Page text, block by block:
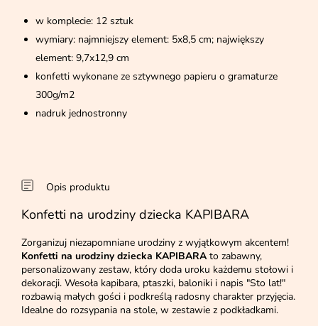
w komplecie: 12 sztuk
wymiary: najmniejszy element: 5x8,5 cm; największy
element: 9,7x12,9 cm
konfetti wykonane ze sztywnego papieru o gramaturze
300g/m2
nadruk jednostronny
Opis produktu
Konfetti na urodziny dziecka KAPIBARA
Zorganizuj niezapomniane urodziny z wyjątkowym akcentem!
Konfetti na urodziny dziecka KAPIBARA to zabawny,
personalizowany zestaw, który doda uroku każdemu stołowi i
dekoracji. Wesoła kapibara, ptaszki, baloniki i napis "Sto lat!"
rozbawią małych gości i podkreślą radosny charakter przyjęcia.
Idealne do rozsypania na stole, w zestawie z podkładkami.